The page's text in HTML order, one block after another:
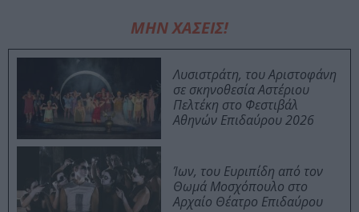
ΜΗΝ ΧΑΣΕΙΣ!
Λυσιστράτη, του Αριστοφάνη
σε σκηνοθεσία Αστέριου
Πελτέκη στο Φεστιβάλ
Αθηνών Επιδαύρου 2026
Ίων, του Ευριπίδη από τον
Θωμά Μοσχόπουλο στο
Αρχαίο Θέατρο Επιδαύρου